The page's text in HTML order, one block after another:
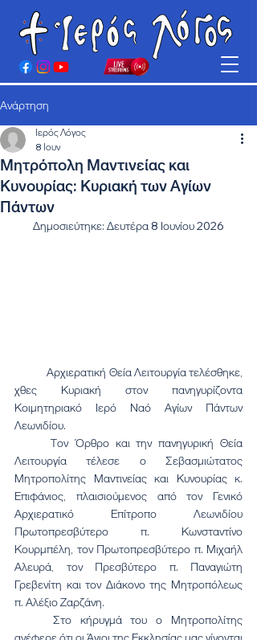
Ανάρτηση
Μητρόπολη Μαντινείας και
Κυνουρίας: Κυριακή των Αγίων
Πάντων
Ιερός Λόγος
8 Ιουν
Δημοσιεύτηκε: Δευτέρα 8 Ιουνίου 2026
	Αρχιερατική Θεία Λειτουργία τελέσθηκε,
χθες Κυριακή στον πανηγυρίζοντα
Κοιμητηριακό Ιερό Ναό Αγίων Πάντων
Λεωνιδίου.
Λειτουργία τέλεσε ο Σεβασμιώτατος
Μητροπολίτης Μαντινείας και Κυνουρίας κ.
Επιφάνιος, πλαισιούμενος από τον Γενικό
Αρχιερατικό Επίτροπο Λεωνιδίου
Πρωτοπρεσβύτερο π. Κωνσταντίνο
Κουρμπέλη, τον Πρωτοπρεσβύτερο π. Μιχαήλ
Αλευρά, τον Πρεσβύτερο π. Παναγιώτη
Γρεβενίτη και τον Διάκονο της Μητροπόλεως
π. Αλέξιο Ζαρζάνη.